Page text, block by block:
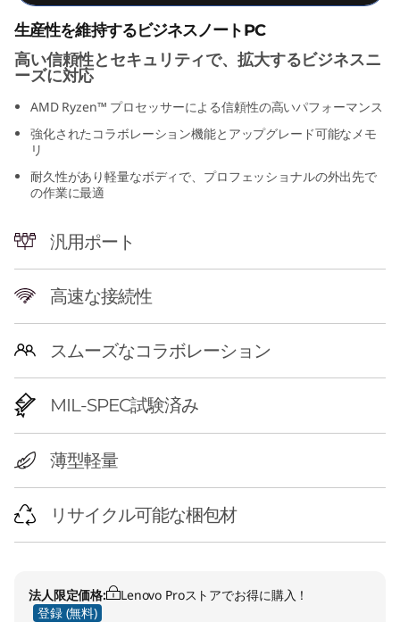
生産性を維持するビジネスノートPC
高い信頼性とセキュリティで、拡大するビジネスニ
ーズに対応
AMD Ryzen™ プロセッサーによる信頼性の高いパフォーマンス
強化されたコラボレーション機能とアップグレード可能なメモ
リ
耐久性があり軽量なボディで、プロフェッショナルの外出先で
の作業に最適
汎用ポート
高速な接続性
スムーズなコラボレーション
MIL-SPEC試験済み
薄型軽量
リサイクル可能な梱包材
法人限定価格:
Lenovo Proストアでお得に購入！
登録 (無料)